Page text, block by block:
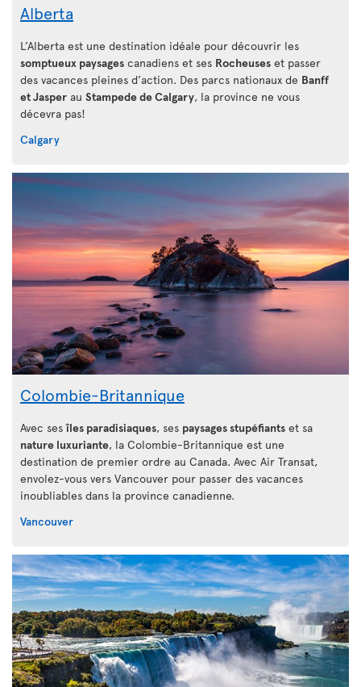
Alberta
L’Alberta est une destination idéale pour découvrir les
somptueux paysages canadiens et ses Rocheuses et passer
des vacances pleines d’action. Des parcs nationaux de Banff
et Jasper au Stampede de Calgary, la province ne vous
décevra pas!
Calgary
Colombie-Britannique
Avec sesîles paradisiaques, ses paysages stupéfiants et sa
nature luxuriante, la Colombie-Britannique est une
destination de premier ordre au Canada. Avec Air Transat,
envolez-vous vers Vancouver pour passer des vacances
inoubliables dans la province canadienne.
Vancouver